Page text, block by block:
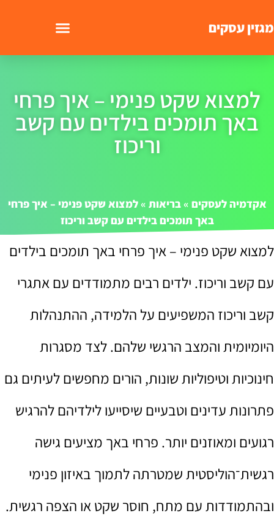
מגזין עסקים
למצוא שקט פנימי – איך פרחי
באך תומכים בילדים עם קשב
וריכוז
אקדמיה לעסקים »בריאות »למצוא שקט פנימי – איך פרחי
באך תומכים בילדים עם קשב וריכוז
למצוא שקט פנימי – איך פרחי באך תומכים בילדים
עם קשב וריכוז. ילדים רבים מתמודדים עם אתגרי
קשב וריכוז המשפיעים על הלמידה, ההתנהלות
היומיומית והמצב הרגשי שלהם. לצד מסגרות
חינוכיות וטיפוליות שונות, הורים מחפשים לעיתים גם
פתרונות עדינים וטבעיים שיסייעו לילדיהם להרגיש
רגועים ומאוזנים יותר. פרחי באך מציעים גישה
רגשית־הוליסטית שמטרתה לתמוך באיזון פנימי
ובהתמודדות עם מתח, חוסר שקט או הצפה רגשית.